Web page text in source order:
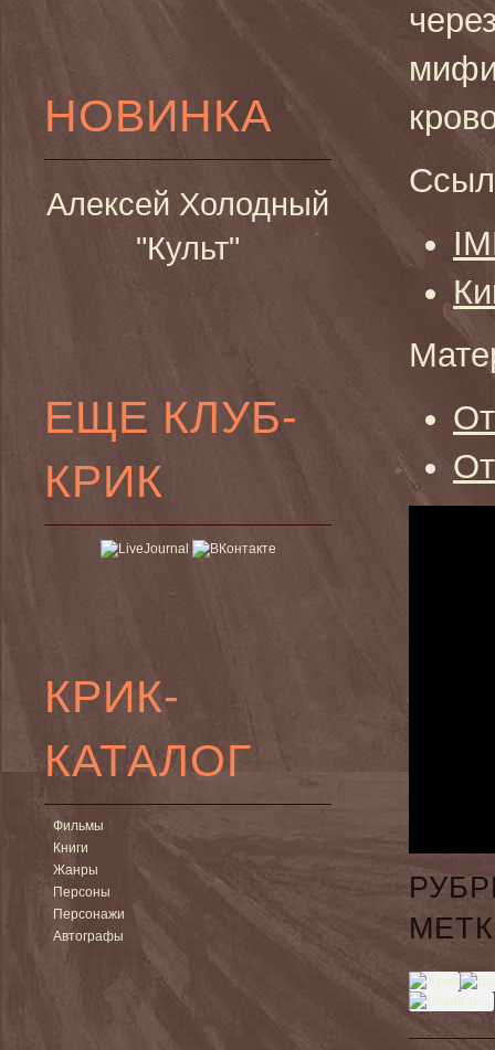
НОВИНКА
Алексей Холодный
"Культ"
ЕЩЕ КЛУБ-
КРИК
КРИК-
КАТАЛОГ
Фильмы
Книги
Жанры
Персоны
Персонажи
Автографы